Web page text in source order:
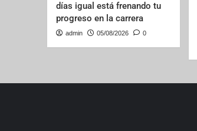
días igual está frenando tu
progreso en la carrera
admin 05/08/2026 0